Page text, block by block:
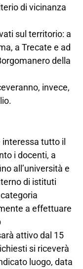
di vicinanza
sul territorio: a
a Trecate e ad
della
invece,
tutto il
i docenti, a
all’università e
di istituti
a effettuare
attivo dal 15
si riceverà
luogo, data